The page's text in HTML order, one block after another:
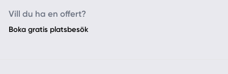
Vill du ha en offert?
Boka gratis platsbesök